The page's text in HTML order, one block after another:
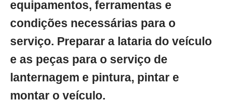
equipamentos, ferramentas e
condições necessárias para o
serviço. Preparar a lataria do veículo
e as peças para o serviço de
lanternagem e pintura, pintar e
montar o veículo.